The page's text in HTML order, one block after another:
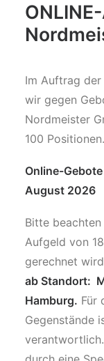
Im Auftrag
wir gegen
Nordmeister
100 Positionen.
Online-
August 2026
Bitte
Aufgeld von
gerechnet
ab Standort:
Hamburg. Für
Gegenstände